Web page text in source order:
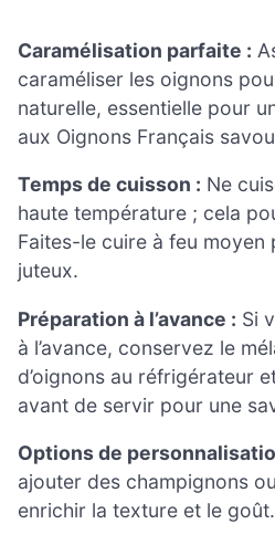
Caramélisation parfaite :
caraméliser les oignons
naturelle, essentielle pour
aux Oignons Français
Temps de cuisson : Ne
haute température ; cela
Faites-le cuire à feu moyen
juteux.
Préparation à l’avance : Si
à l’avance, conservez le
d’oignons au réfrigérateur
avant de servir pour une
Options de
ajouter des champignons
enrichir la texture et le goût.